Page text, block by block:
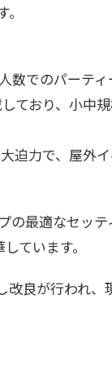
でのパーティ
ており、小中
迫力で、屋外
の最適なセッ
ています。
改良が行われ、